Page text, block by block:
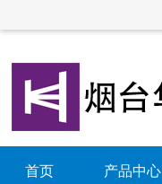
首页 产品中心